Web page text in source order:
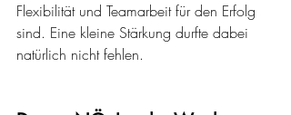
Flexibilität und Teamarbeit für den Erfolg
sind. Eine kleine Stärkung durfte dabei
natürlich nicht fehlen.